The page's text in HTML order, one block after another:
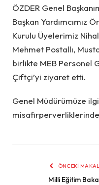
ÖZDER Genel
Başkan Yardımcımız
Kurulu Üyelerimiz
Mehmet Postallı,
birlikte MEB Personel
Çiftçi’yi ziyaret etti.
Genel Müdürümüze
ÖNCEKI
Milli Eğitim